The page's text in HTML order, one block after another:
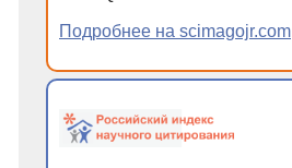
Подробнее на scimagojr.com